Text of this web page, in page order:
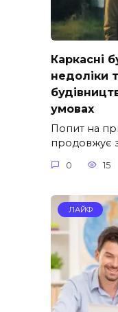
Каркасні
недоліки
умовах
Попит на
продовжує
0 15
ЛАЙФ